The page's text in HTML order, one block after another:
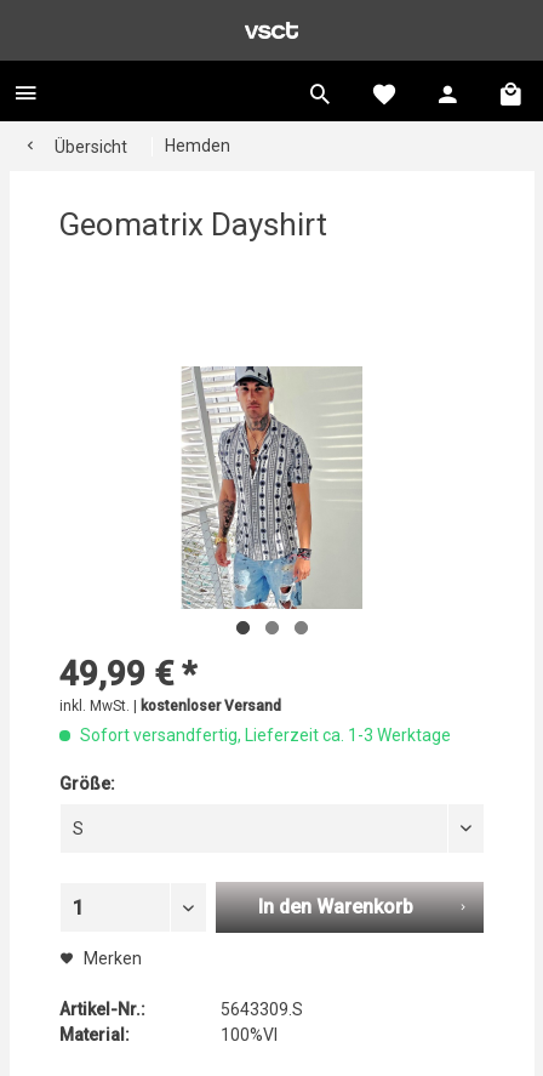
Übersicht Hemden
Geomatrix Dayshirt
49,99 € *
inkl. MwSt. | kostenloser Versand
Sofort versandfertig, Lieferzeit ca. 1-3 Werktage
Größe:
S
1 In den Warenkorb
Merken
Artikel-Nr.:
5643309.S
Material:
100%VI